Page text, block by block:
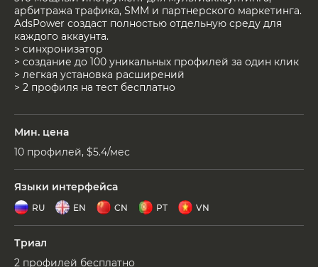
арбитража трафика, SMM и партнерского маркетинга.
AdsPower создаст полностью отдельную среду для
каждого аккаунта.
> синхронизатор
> создание до 100 уникальных профилей за один клик
> легкая установка расширений
> 2 профиля на тест бесплатно
Мин. цена
10 профилей, $5.4/мес
Языки интерфейса
RU EN CN PT VN
Триал
2 профилей бесплатно